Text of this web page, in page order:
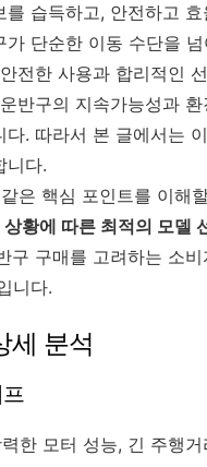
습득하고, 안전하고
단순한 이동 수단을
전한 사용과 합리적인
반구의 지속가능성과
. 따라서 본 글에서는
니다.
은 핵심 포인트를 이해
황에 따른 최적의 모델
구 구매를 고려하는 소
니다.
세 분석
한 모터 성능, 긴 주행